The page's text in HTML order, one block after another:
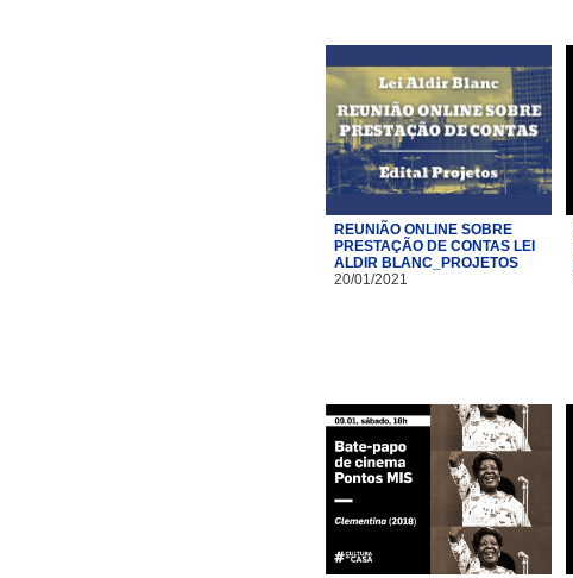
REUNIÃO ONLINE SOBRE
PRESTAÇÃO DE CONTAS LEI
ALDIR BLANC_PROJETOS
20/01/2021